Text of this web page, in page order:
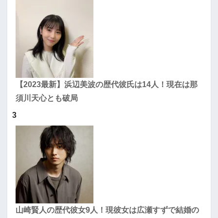
【2023最新】浜辺美波の歴代彼氏は14人！現在は那
須川天心とも破局
3
山崎賢人の歴代彼女9人！現彼女は広瀬すずで結婚の